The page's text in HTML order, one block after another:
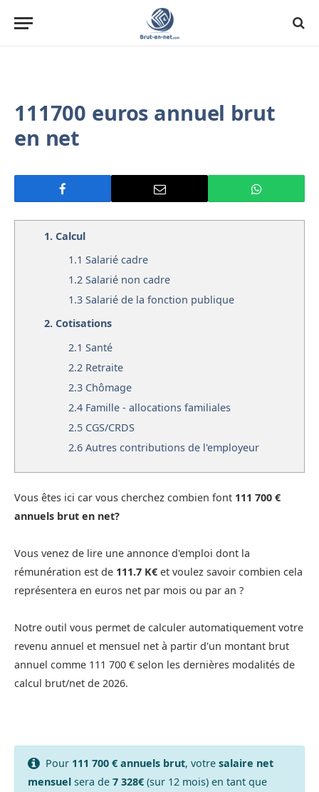
111700 euros annuel brut
en net
1. Calcul
1.1 Salarié cadre
1.2 Salarié non cadre
1.3 Salarié de la fonction publique
2. Cotisations
2.1 Santé
2.2 Retraite
2.3 Chômage
2.4 Famille - allocations familiales
2.5 CGS/CRDS
2.6 Autres contributions de l'employeur
Vous êtes ici car vous cherchez combien font 111 700 €
annuels brut en net?
Vous venez de lire une annonce d'emploi dont la
rémunération est de 111.7 K€ et voulez savoir combien cela
représentera en euros net par mois ou par an ?
Notre outil vous permet de calculer automatiquement votre
revenu annuel et mensuel net à partir d'un montant brut
annuel comme 111 700 € selon les dernières modalités de
calcul brut/net de 2026.
Pour 111 700 € annuels brut, votre salaire net
mensuelsera de 7 328€(sur 12 mois) en tant que